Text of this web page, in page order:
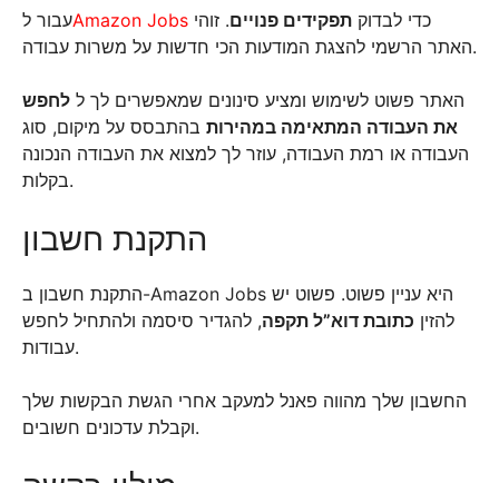
עבור לAmazon Jobs כדי לבדוק תפקידים פנויים. זוהי
האתר הרשמי להצגת המודעות הכי חדשות על משרות עבודה.
האתר פשוט לשימוש ומציע סינונים שמאפשרים לך ל לחפש
את העבודה המתאימה במהירות בהתבסס על מיקום, סוג
העבודה או רמת העבודה, עוזר לך למצוא את העבודה הנכונה
בקלות.
התקנת חשבון
התקנת חשבון ב-Amazon Jobs היא עניין פשוט. פשוט יש
להזין כתובת דוא”ל תקפה, להגדיר סיסמה ולהתחיל לחפש
עבודות.
החשבון שלך מהווה פאנל למעקב אחרי הגשת הבקשות שלך
וקבלת עדכונים חשובים.